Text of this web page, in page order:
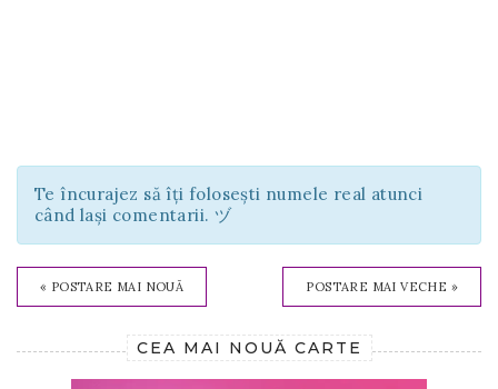
Te încurajez să îți folosești numele real atunci
când lași comentarii. ヅ
« POSTARE MAI NOUĂ POSTARE MAI VECHE »
CEA MAI NOUĂ CARTE